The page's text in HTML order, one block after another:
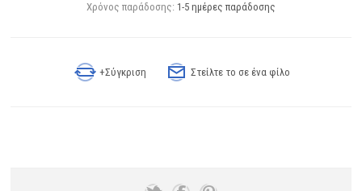
Χρόνος παράδοσης: 1-5 ημέρες παράδοσης
+Σύγκριση Στείλτε το σε ένα φίλο